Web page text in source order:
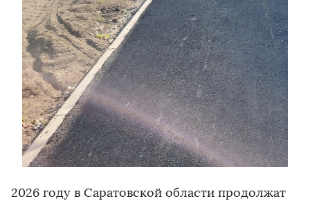
2026 году в Саратовской области продолжат